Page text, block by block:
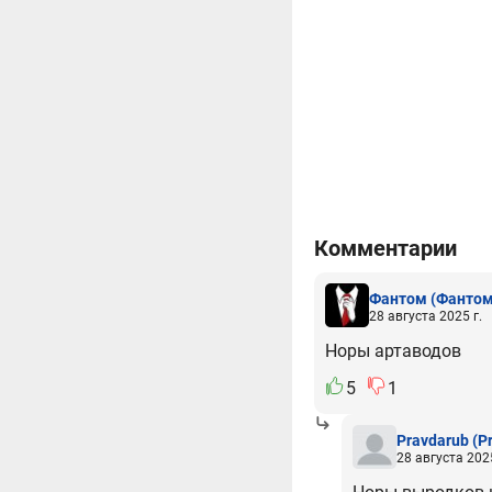
Комментарии
Фантом
28 августа 2025 г.
Норы артаводов
5
1
Pravdarub
28 августа